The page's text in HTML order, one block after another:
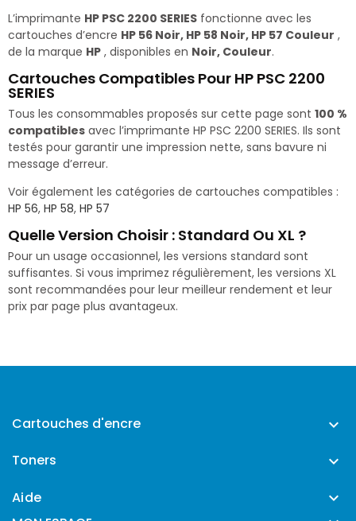
L’imprimante HP PSC 2200 SERIES fonctionne avec les
cartouches d’encre HP 56 Noir, HP 58 Noir, HP 57 Couleur ,
de la marque HP , disponibles en Noir, Couleur.
Cartouches Compatibles Pour HP PSC 2200
SERIES
Tous les consommables proposés sur cette page sont 100 %
compatibles avec l’imprimante HP PSC 2200 SERIES. Ils sont
testés pour garantir une impression nette, sans bavure ni
message d’erreur.
Voir également les catégories de cartouches compatibles :
HP 56, HP 58, HP 57
Quelle Version Choisir : Standard Ou XL ?
Pour un usage occasionnel, les versions standard sont
suffisantes. Si vous imprimez régulièrement, les versions XL
sont recommandées pour leur meilleur rendement et leur
prix par page plus avantageux.
Cartouches d'encre 
Toners 
Aide 